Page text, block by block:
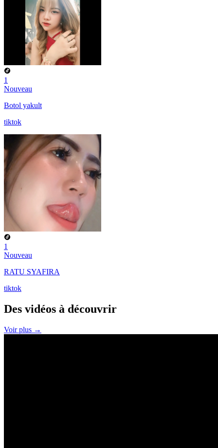
1
Nouveau
Botol yakult
tiktok
1
Nouveau
RATU SYAFIRA
tiktok
Des vidéos à découvrir
Voir plus →